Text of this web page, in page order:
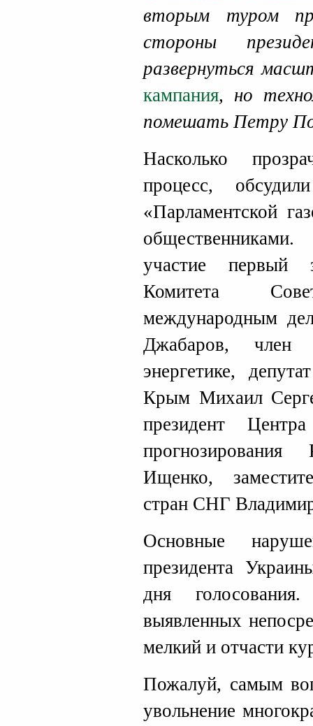
вторым туром
стороны
развернуться
кампания, но
помешать Петру
Насколько
процесс,
«Парламентской
участие первый
Комитета
международным
Джабаров,
энергетике,
Крым Михаил
президент
прогнозирования
Ищенко,
стран СНГ
Основные
президента
дня
выявленных
мелкий и отчасти
Пожалуй, самым
увольнение